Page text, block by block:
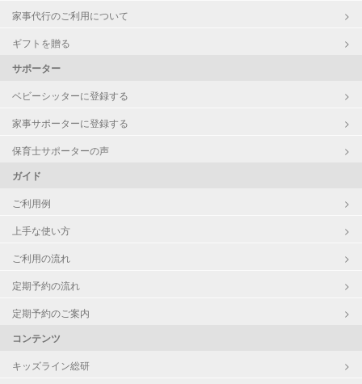
家事代行のご利用について
ギフトを贈る
サポーター
ベビーシッターに登録する
家事サポーターに登録する
保育士サポーターの声
ガイド
ご利用例
上手な使い方
ご利用の流れ
定期予約の流れ
定期予約のご案内
コンテンツ
キッズライン総研